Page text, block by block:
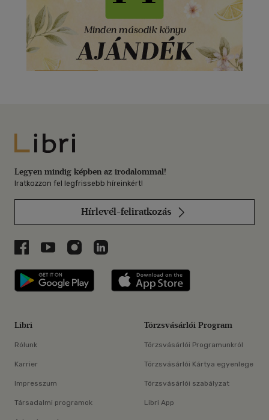
Libri
Legyen mindig képben az irodalommal!
Iratkozzon fel legfrissebb híreinkért!
Hírlevél-feliratkozás
Libri a Facebookon
Libri a Youtube-on
Libri az Instagramon
Libri a LinkedInen
Libri applikáció Szerezd meg: Google
Libri
Rólunk
Karrier
Impresszum
Társadalmi programok
Törzsvásárlói Program
Törzsvásárlói Programunkról
Törzsvásárlói Kártya egyenlege
Törzsvásárlói szabályzat
Libri App